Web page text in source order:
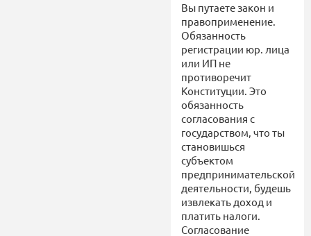
Вы путаете закон и
правоприменение.
Обязанность
регистрации юр. лица
или ИП не
противоречит
Конституции. Это
обязанность
согласования с
государством, что ты
становишься
субъектом
предпринимательской
деятельности, будешь
извлекать доход и
платить налоги.
Согласование